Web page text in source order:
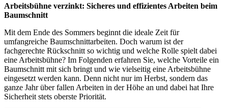
Arbeitsbühne verzinkt: Sicheres und effizientes Arbeiten beim
Baumschnitt
Mit dem Ende des Sommers beginnt die ideale Zeit für
umfangreiche Baumschnittarbeiten. Doch warum ist der
fachgerechte Rückschnitt so wichtig und welche Rolle spielt dabei
eine Arbeitsbühne? Im Folgenden erfahren Sie, welche Vorteile ein
Baumschnitt mit sich bringt und wie vielseitig eine Arbeitsbühne
eingesetzt werden kann. Denn nicht nur im Herbst, sondern das
ganze Jahr über fallen Arbeiten in der Höhe an und dabei hat Ihre
Sicherheit stets oberste Priorität.